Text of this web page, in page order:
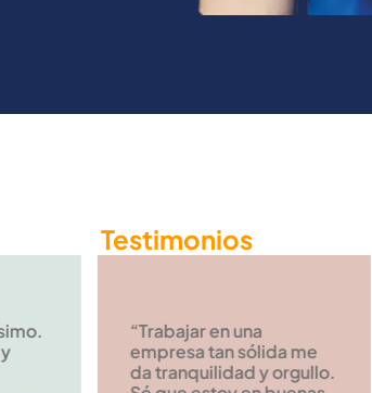
Testimonios
“Trabajar en una
empresa tan sólida me
da tranquilidad y orgullo.